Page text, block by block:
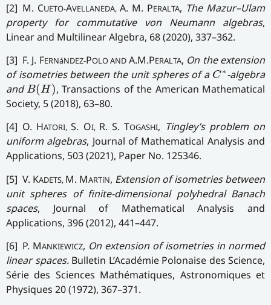
[2] M. CUETO-AVELLANEDA, A. M. PERALTA, The Mazur–Ulam
property for commutative von Neumann algebras,
Linear and Multilinear Algebra, 68 (2020), 337–362.
[3] F. J. FERNáNDEZ-POLO AND A.M.PERALTA, On the extension
of isometries between the unit spheres of a C∗
C∗-algebra
andB(H )
B(H) , Transactions of the American Mathematical
Society, 5 (2018), 63–80.
[4] O. HATORI,S. OI, R. S. TOGASHI, Tingley’s problem on
uniform algebras, Journal of Mathematical Analysis and
Applications, 503 (2021), Paper No. 125346.
[5] V. KADETS, M. MARTíN, Extension of isometries between
unit spheres of finite-dimensional polyhedral Banach
spaces, Journal of Mathematical Analysis and
Applications, 396 (2012), 441–447.
[6] P. MANKIEWICZ, On extension of isometries in normed
linear spaces.Bulletin L’Académie Polonaise des Science,
Série des Sciences Mathématiques, Astronomiques et
Physiques 20 (1972), 367–371.